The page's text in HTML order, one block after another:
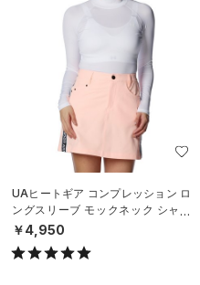
UAヒートギア コンプレッション ロ
ングスリーブ モックネック シャツ
（ゴルフ/WOMEN）
￥4,950